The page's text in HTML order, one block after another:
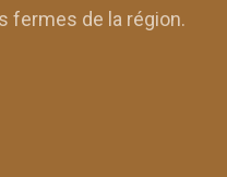
fermes de la région.